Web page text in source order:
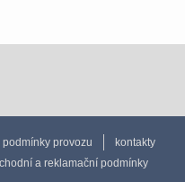
podmínky provozu
kontakty
a reklamační podmínky